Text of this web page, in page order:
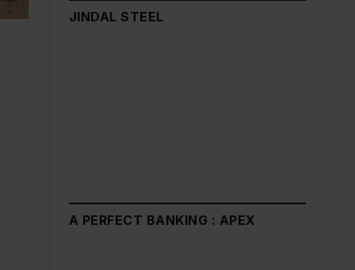
JINDAL STEEL
A PERFECT BANKING : APEX